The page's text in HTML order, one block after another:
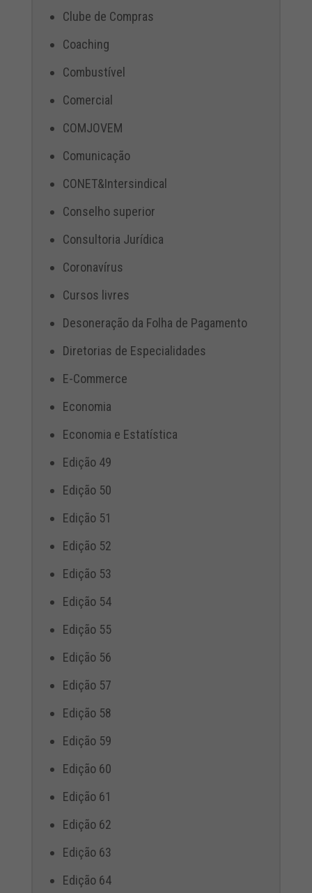
Clube de Compras
Coaching
Combustível
Comercial
COMJOVEM
Comunicação
CONET&Intersindical
Conselho superior
Consultoria Jurídica
Coronavírus
Cursos livres
Desoneração da Folha de Pagamento
Diretorias de Especialidades
E-Commerce
Economia
Economia e Estatística
Edição 49
Edição 50
Edição 51
Edição 52
Edição 53
Edição 54
Edição 55
Edição 56
Edição 57
Edição 58
Edição 59
Edição 60
Edição 61
Edição 62
Edição 63
Edição 64